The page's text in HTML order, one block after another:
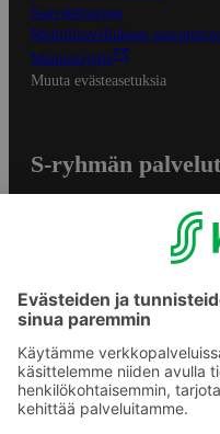
Saavutettavuus
Mobiilisovelluksen
Mainostajalle
Muuta evästeasetuksia
S-ryhmän palvelut
S-ostoslista -sovellus
Prisma.fi
Sokos.fi
S-Pankki
Yhteishyvä
Sokos Hotels